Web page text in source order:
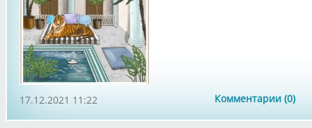
Комментарии (0)
17.12.2021 11:22